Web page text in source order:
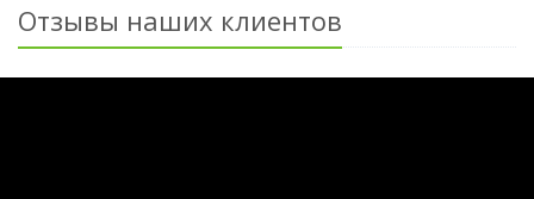
Отзывы наших клиентов